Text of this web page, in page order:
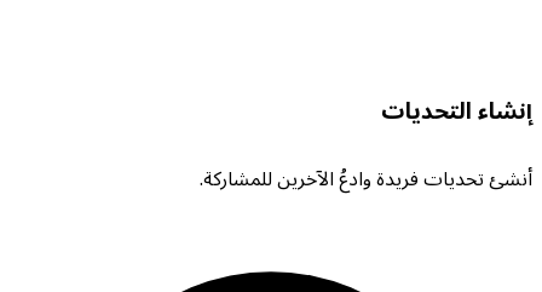
إنشاء التحديات
أنشئ تحديات فريدة وادعُ الآخرين للمشاركة.